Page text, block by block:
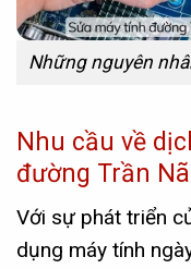
Những nguyên
Nhu cầu về
đường Trần
Với sự phát triển
dụng máy tính